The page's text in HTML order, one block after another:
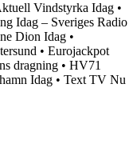
Vindstyrka Idag •
Idag – Sveriges Radio
Dion Idag •
• Eurojackpot
dragning • HV71
Idag • Text TV Nu